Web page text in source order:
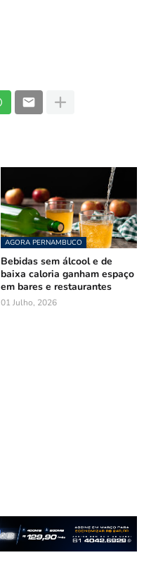
AGORA PERNAMBUCO
Bebidas sem álcool e de
baixa caloria ganham espaço
em bares e restaurantes
01 Julho, 2026